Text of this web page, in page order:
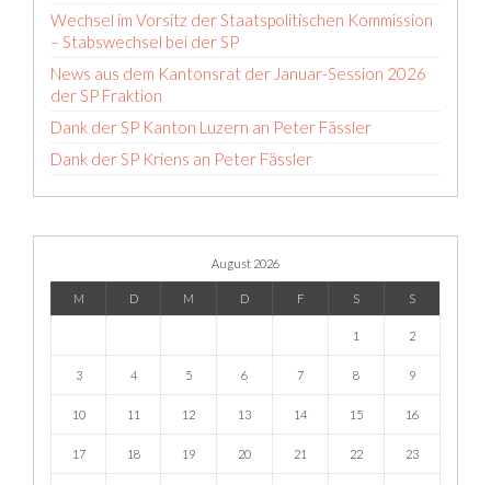
Wechsel im Vorsitz der Staatspolitischen Kommission
– Stabswechsel bei der SP
News aus dem Kantonsrat der Januar-Session 2026
der SP Fraktion
Dank der SP Kanton Luzern an Peter Fässler
Dank der SP Kriens an Peter Fässler
August 2026
M D M D F S S
1 2
3 4 5 6 7 8 9
10 11 12 13 14 15 16
17 18 19 20 21 22 23